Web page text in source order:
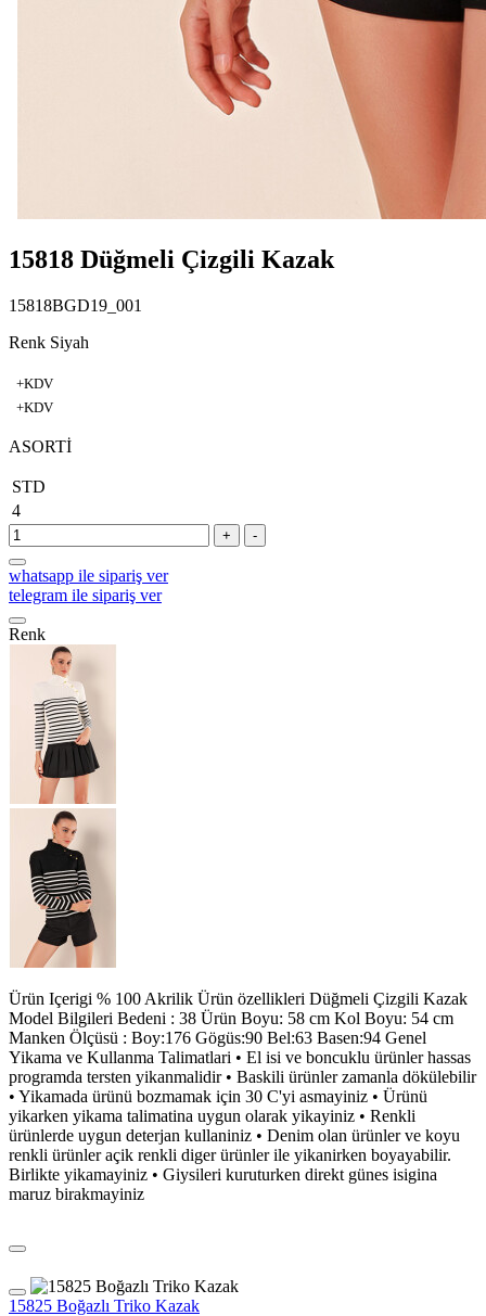
15818 Düğmeli Çizgili Kazak
15818BGD19_001
Renk Siyah
+KDV
+KDV
ASORTİ
STD
4
+ -
whatsapp ile sipariş ver
telegram ile sipariş ver
Renk
Ürün Içerigi % 100 Akrilik Ürün özellikleri Düğmeli Çizgili Kazak
Model Bilgileri Bedeni : 38 Ürün Boyu: 58 cm Kol Boyu: 54 cm
Manken Ölçüsü : Boy:176 Gögüs:90 Bel:63 Basen:94 Genel
Yikama ve Kullanma Talimatlari • El isi ve boncuklu ürünler hassas
programda tersten yikanmalidir • Baskili ürünler zamanla dökülebilir
• Yikamada ürünü bozmamak için 30 C'yi asmayiniz • Ürünü
yikarken yikama talimatina uygun olarak yikayiniz • Renkli
ürünlerde uygun deterjan kullaniniz • Denim olan ürünler ve koyu
renkli ürünler açik renkli diger ürünler ile yikanirken boyayabilir.
Birlikte yikamayiniz • Giysileri kuruturken direkt günes isigina
maruz birakmayiniz
15825 Boğazlı Triko Kazak